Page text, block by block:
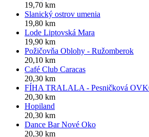
19,70 km
Slanický ostrov umenia
19,80 km
Lode Liptovská Mara
19,90 km
Požičovňa Oblohy - Ružomberok
20,10 km
Café Club Caracas
20,30 km
FÍHA TRALALA - Pesničková
20,30 km
Hopiland
20,30 km
Dance Bar Nové Oko
20,30 km